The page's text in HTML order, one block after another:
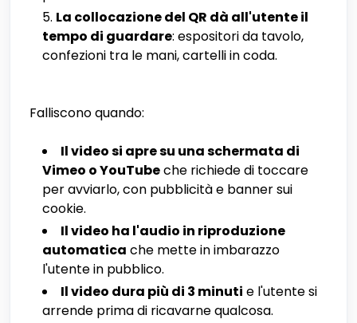
La collocazione del QR dà all'utente il
tempo di guardare: espositori da tavolo,
confezioni tra le mani, cartelli in coda.
Falliscono quando:
Il video si apre su una schermata di
Vimeo o YouTubeche richiede di toccare
per avviarlo, con pubblicità e banner sui
cookie.
Il video ha l'audio in riproduzione
automatica che mette in imbarazzo
l'utente in pubblico.
Il video dura più di 3 minuti e l'utente si
arrende prima di ricavarne qualcosa.